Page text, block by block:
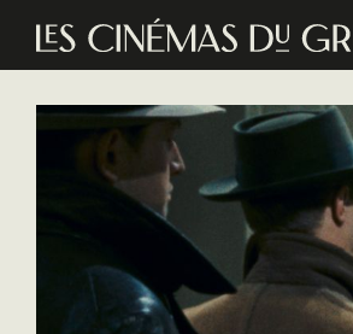
Aller au contenu principal